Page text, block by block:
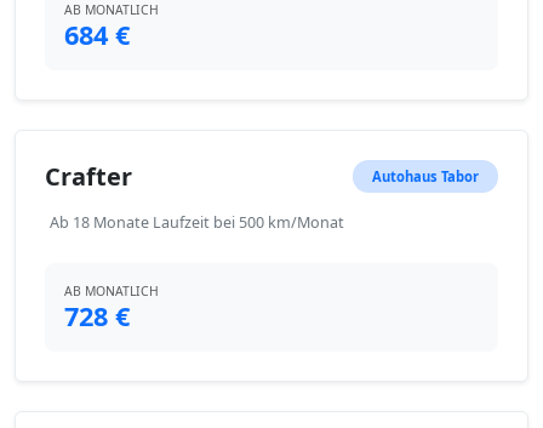
AB MONATLICH
684 €
Crafter Autohaus Tabor
Ab 18 Monate Laufzeit bei 500 km/Monat
AB MONATLICH
728 €